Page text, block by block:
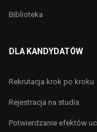
Biblioteka
DLA KANDYDATÓW
Rekrutacja krok po kroku
Rejestracja na studia
Potwierdzanie efektów